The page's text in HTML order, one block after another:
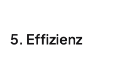
5. Effizienz